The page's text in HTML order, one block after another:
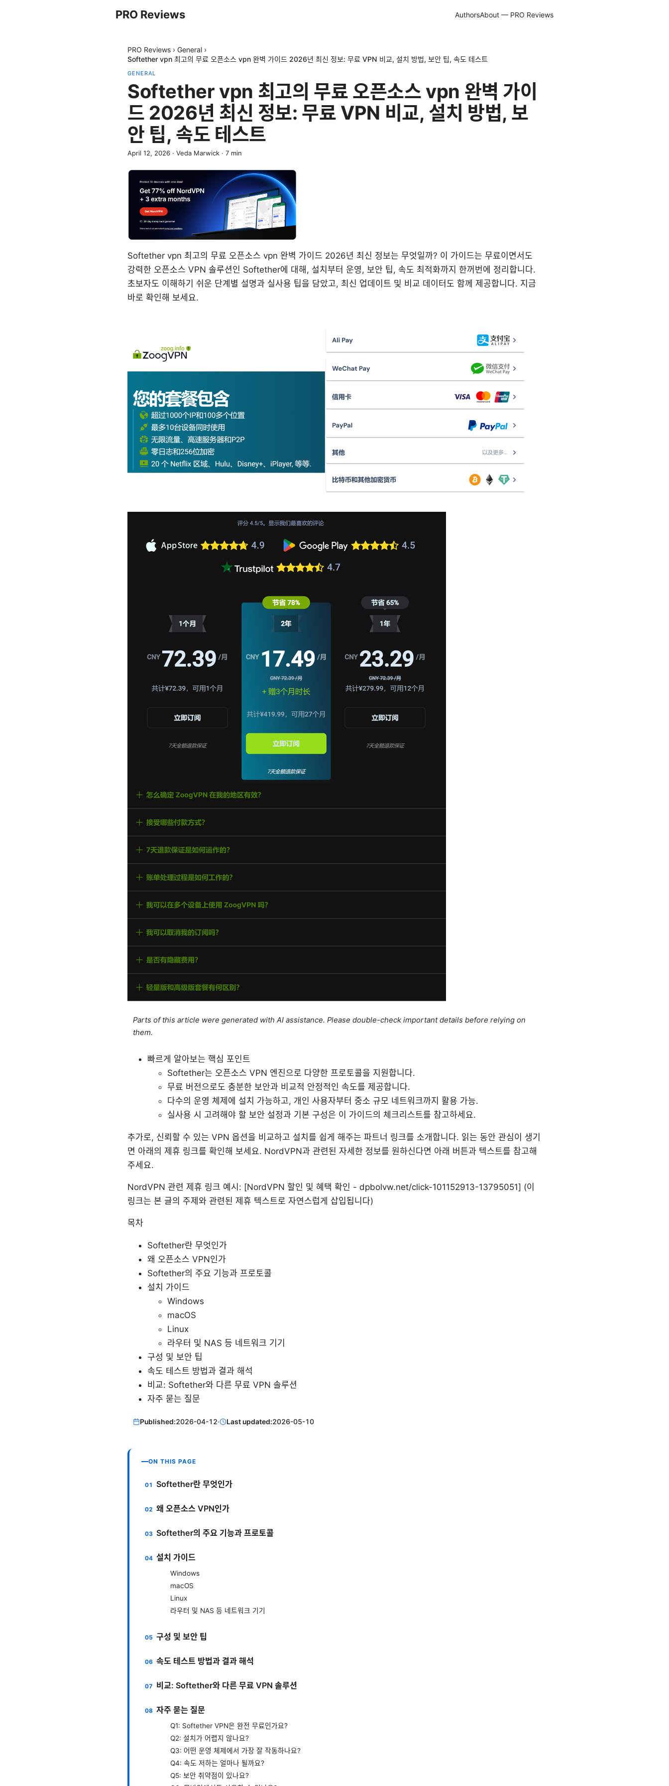
PRO Reviews AuthorsAbout — PRO Reviews
PRO Reviews › General ›
Softether vpn 최고의 무료 오픈소스 vpn 완벽 가이드 2026년 최신 정보: 무료 VPN 비교, 설치 방법, 보안 팁, 속도 테스트
GENERAL
Softether vpn 최고의 무료 오픈소스 vpn 완벽 가이
드 2026년 최신 정보: 무료 VPN 비교, 설치 방법, 보
안 팁, 속도 테스트
April 12, 2026 · Veda Marwick · 7 min
Softether vpn 최고의 무료 오픈소스 vpn 완벽 가이드 2026년 최신 정보는 무엇일까? 이 가이드는 무료이면서도
강력한 오픈소스 VPN 솔루션인 Softether에 대해, 설치부터 운영, 보안 팁, 속도 최적화까지 한꺼번에 정리합니다.
초보자도 이해하기 쉬운 단계별 설명과 실사용 팁을 담았고, 최신 업데이트 및 비교 데이터도 함께 제공합니다. 지금
바로 확인해 보세요.
Parts of this article were generated with AI assistance. Please double-check important details before relying on
them.
빠르게 알아보는 핵심 포인트
Softether는 오픈소스 VPN 엔진으로 다양한 프로토콜을 지원합니다.
무료 버전으로도 충분한 보안과 비교적 안정적인 속도를 제공합니다.
다수의 운영 체제에 설치 가능하고, 개인 사용자부터 중소 규모 네트워크까지 활용 가능.
실사용 시 고려해야 할 보안 설정과 기본 구성은 이 가이드의 체크리스트를 참고하세요.
추가로, 신뢰할 수 있는 VPN 옵션을 비교하고 설치를 쉽게 해주는 파트너 링크를 소개합니다. 읽는 동안 관심이 생기
면 아래의 제휴 링크를 확인해 보세요. NordVPN과 관련된 자세한 정보를 원하신다면 아래 버튼과 텍스트를 참고해
주세요.
NordVPN 관련 제휴 링크 예시: [NordVPN 할인 및 혜택 확인 - dpbolvw.net/click-101152913-13795051] (이
링크는 본 글의 주제와 관련된 제휴 텍스트로 자연스럽게 삽입됩니다)
목차
Softether란 무엇인가
왜 오픈소스 VPN인가
Softether의 주요 기능과 프로토콜
설치 가이드
Windows
macOS
Linux
라우터 및 NAS 등 네트워크 기기
구성 및 보안 팁
속도 테스트 방법과 결과 해석
비교: Softether와 다른 무료 VPN 솔루션
자주 묻는 질문
Published:2026-04-12· Last updated:2026-05-10
ON THIS PAGE
Softether란 무엇인가
왜 오픈소스 VPN인가
Softether의 주요 기능과 프로토콜
설치 가이드
Windows
macOS
Linux
라우터 및 NAS 등 네트워크 기기
구성 및 보안 팁
속도 테스트 방법과 결과 해석
비교: Softether와 다른 무료 VPN 솔루션
자주 묻는 질문
Q1: Softether VPN은 완전 무료인가요?
Q2: 설치가 어렵지 않나요?
Q3: 어떤 운영 체제에서 가장 잘 작동하나요?
Q4: 속도 저하는 얼마나 될까요?
Q5: 보안 취약점이 있나요?